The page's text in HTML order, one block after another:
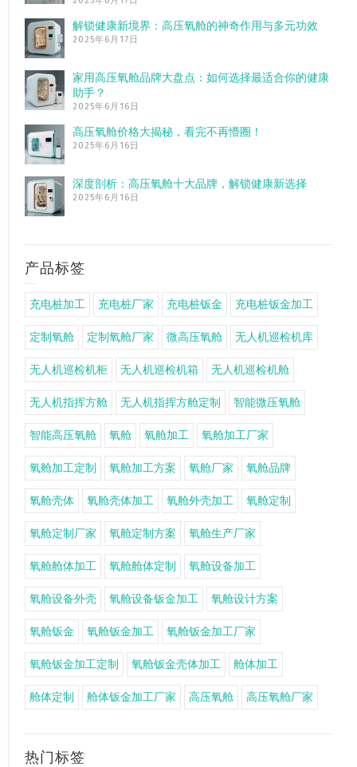
解锁健康新境界：高压氧舱的神奇作用与多元功效
2025年6月17日
家用高压氧舱品牌大盘点：如何选择最适合你的健康
助手？
2025年6月16日
高压氧舱价格大揭秘，看完不再懵圈！
2025年6月16日
深度剖析：高压氧舱十大品牌，解锁健康新选择
2025年6月16日
产品标签
充电桩加工 充电桩厂家 充电桩钣金 充电桩钣金加工
定制氧舱 定制氧舱厂家 微高压氧舱 无人机巡检机库
无人机巡检机柜 无人机巡检机箱 无人机巡检机舱
无人机指挥方舱 无人机指挥方舱定制 智能微压氧舱
智能高压氧舱 氧舱 氧舱加工 氧舱加工厂家
氧舱加工定制 氧舱加工方案 氧舱厂家 氧舱品牌
氧舱壳体 氧舱壳体加工 氧舱外壳加工 氧舱定制
氧舱定制厂家 氧舱定制方案 氧舱生产厂家
氧舱舱体加工 氧舱舱体定制 氧舱设备加工
氧舱设备外壳 氧舱设备钣金加工 氧舱设计方案
氧舱钣金 氧舱钣金加工 氧舱钣金加工厂家
氧舱钣金加工定制 氧舱钣金壳体加工 舱体加工
舱体定制 舱体钣金加工厂家 高压氧舱 高压氧舱厂家
热门标签